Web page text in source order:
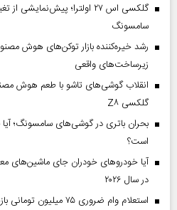
گلکسی اس ۲۷ اولترا؛
سامسونگ
زیرساخت‌های واقعی
انقلاب گوشی‌های تاشو‌ با طعم هوش
گلکسی Z۸
است؟
آیا خودروهای خودران جای ماشین‌های
در سال ۲۰۲۶
استعلام وام ضروری ۷۵